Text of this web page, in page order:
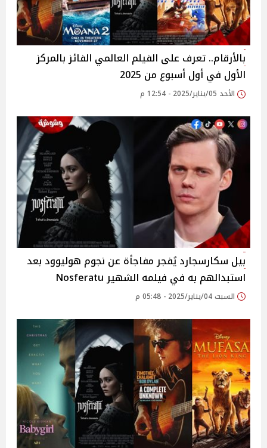
بالأرقام.. تعرف على الفيلم العالمي الفائز بالمركز
الأول في أول أسبوع من 2025
الأحد 05/يناير/2025 - 12:54 م
بيل سكارسجارد يُفجر مفاجأة عن نجوم هوليوود بعد
استبدالهم به في فيلمه الشهير Nosferatu
السبت 04/يناير/2025 - 05:48 م